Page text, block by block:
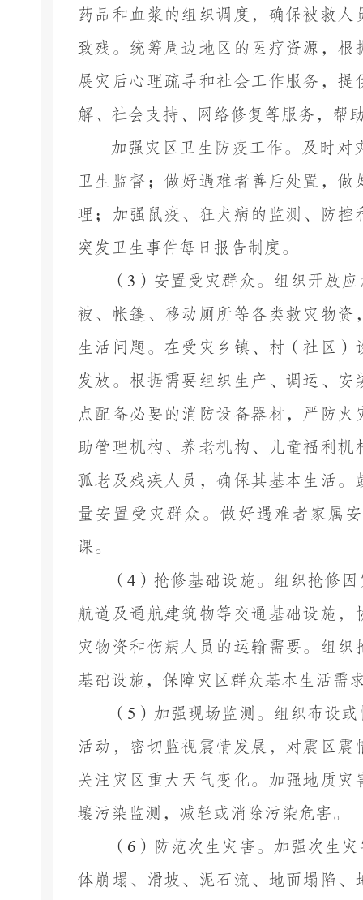
药品和血浆的组织调度，确保被救
致残。统筹周边地区的医疗资源，
展灾后心理疏导和社会工作服务，
解、社会支持、网络修复等服务，帮
加强灾区卫生防疫工作。及时
卫生监督；做好遇难者善后处置，
理；加强鼠疫、狂犬病的监测、防
突发卫生事件每日报告制度。
（ 3 ）安置受灾群众。组织开放
被、帐篷、移动厕所等各类救灾物
生活问题。在受灾乡镇、村（社区
发放。根据需要组织生产、调运、
点配备必要的消防设备器材，严防
助管理机构、养老机构、儿童福利
孤老及残疾人员，确保其基本生活
量安置受灾群众。做好遇难者家属
课。
（ 4 ）抢修基础设施。组织抢修
航道及通航建筑物等交通基础设施
灾物资和伤病人员的运输需要。组
基础设施，保障灾区群众基本生活需
（ 5 ）加强现场监测。组织布设
活动，密切监视震情发展，对震区
关注灾区重大 天 气变化。加强地质灾
壤污染监测，减轻或消除污染危害。
（ 6 ）防范次生灾害。加强次生
体崩塌、滑坡、泥石流、地面塌陷